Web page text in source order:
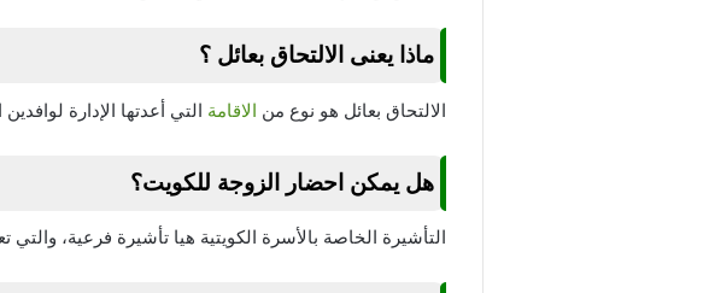
ماذا يعنى الالتحاق بعائل ؟
الالتحاق بعائل هو نوع من الاقامة التي أعدتها الإدارة
هل يمكن احضار الزوجة للكويت؟
التأشيرة الخاصة بالأسرة الكويتية هيا تأشيرة فرعية،